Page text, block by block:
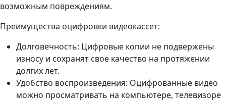
возможным повреждениям.
Преимущества оцифровки видеокассет:
Долговечность: Цифровые копии не подвержены
износу и сохранят свое качество на протяжении
долгих лет.
Удобство воспроизведения: Оцифрованные видео
можно просматривать на компьютере, телевизоре